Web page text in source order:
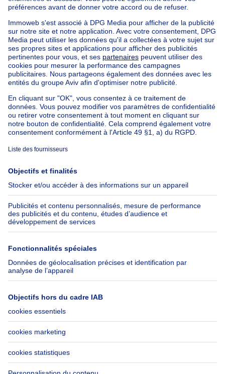
Maison à vendre Pays-bas
Nos biens pas chèrsMaison à vendre pas cher
Appartements à louer pas cher
Nos biens à louer avec chambres
Appartement à vendre avec 3 chambres
Maison à vendre avec 3 chambres
Appartement à louer avec 3 chambres
Maison à louer avec 3 chambres
Appartement à louer avec 3 chambres Bruxelles-ville
À propos
Immoweb
Presse
Emplois
Groupe Axel Springer
SeLoger.com
Immowelt.de
Outils
Belfius
Assurances
Check-list déménagement
Aide
FAQ
Accessibilité
Contactez-nous
Suivez-nous
LinkedIn
Immoweb SA © 2026 - Tous droits réservés
Conditions d'utilisation Gestion des cookies Vie privée